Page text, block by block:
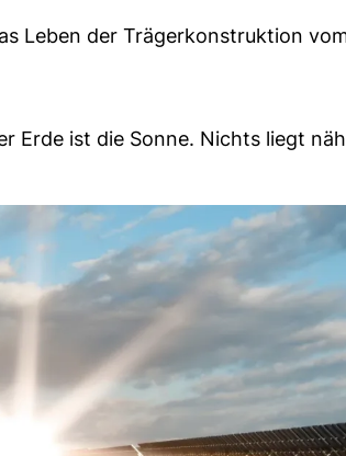
Leben der Trägerkonstruktion
Erde ist die Sonne. Nichts liegt